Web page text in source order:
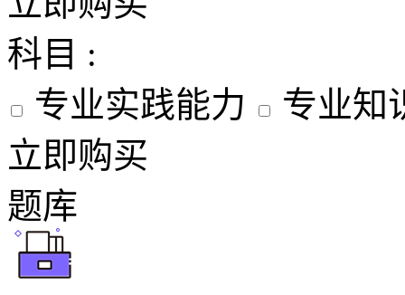
科目 :
专业实践能力
专业知
立即购买
题库